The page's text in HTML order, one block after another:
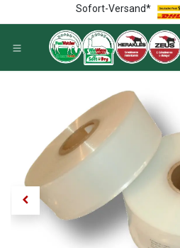
Zum Inhalt springenSofort-Versand*